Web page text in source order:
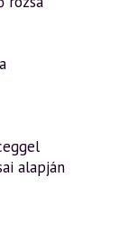
alapján